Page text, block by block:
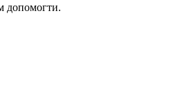
допомогти.